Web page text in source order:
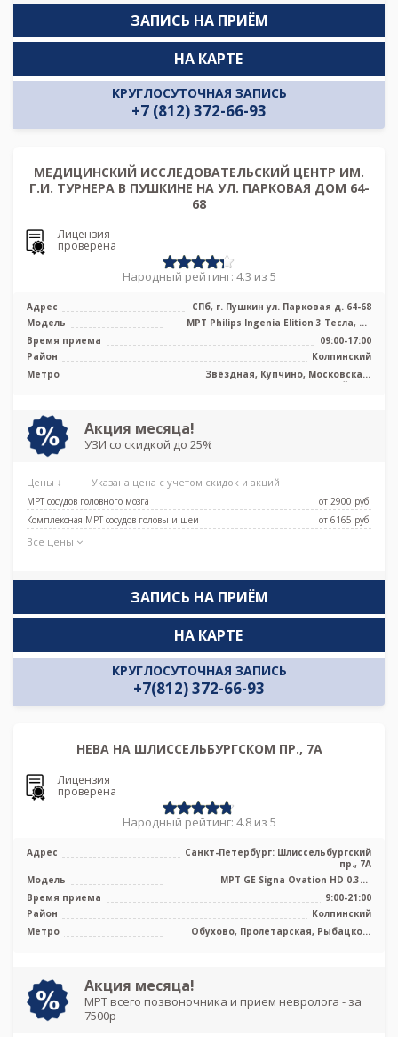
ЗАПИСЬ НА ПРИЁМ
КРУГЛОСУТОЧНАЯ ЗАПИСЬ
+7 (812) 372-66-93
НА КАРТЕ
МЕДИЦИНСКИЙ ИССЛЕДОВАТЕЛЬСКИЙ ЦЕНТР ИМ.
Г.И. ТУРНЕРА В ПУШКИНЕ НА УЛ. ПАРКОВАЯ ДОМ 64-
68
Лицензия
проверена
Народный рейтинг: 4.3 из 5
Адрес
СПб, г. Пушкин ул. Парковая д. 64-68
Модель
МРТ Philips Ingenia Elition 3 Тесла, КТ
Philips Brilliance 64 среза, Ц ...
Время приема
09:00-17:00
Район
Колпинский
Метро
Звёздная, Купчино, Московская,
Дунайская
Акция месяца!
УЗИ со скидкой до 25%
Цены ↓ Указана цена с учетом скидок и акций
МРТ сосудов головного мозга
от 2900 pуб.
Комплексная МРТ сосудов головы и шеи
от 6165 pуб.
Все цены
ЗАПИСЬ НА ПРИЁМ
КРУГЛОСУТОЧНАЯ ЗАПИСЬ
+7(812) 372-66-93
НА КАРТЕ
НЕВА НА ШЛИССЕЛЬБУРГСКОМ ПР., 7А
Лицензия
проверена
Народный рейтинг: 4.8 из 5
Адрес
Санкт-Петербург: Шлиссельбургский
пр., 7А
Модель
МРТ GE Signa Ovation HD 0.35T
класса
Время приема
9:00-21:00
Район
Колпинский
Метро
Обухово, Пролетарская, Рыбацкое,
Акция месяца!
МРТ всего позвоночника и прием невролога - за
7500р